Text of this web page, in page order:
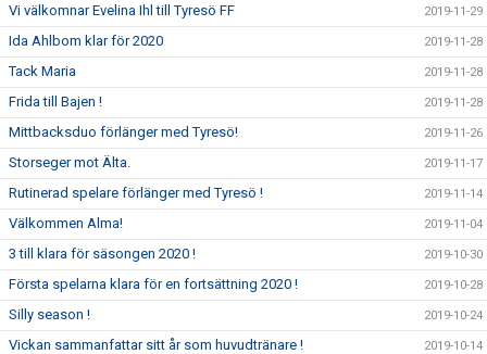
Vi välkomnar Evelina Ihl till Tyresö FF 2019-11-29
Ida Ahlbom klar för 2020 2019-11-28
Tack Maria 2019-11-28
Frida till Bajen ! 2019-11-28
Mittbacksduo förlänger med Tyresö! 2019-11-26
Storseger mot Älta. 2019-11-17
Rutinerad spelare förlänger med Tyresö ! 2019-11-14
Välkommen Alma! 2019-11-04
3 till klara för säsongen 2020 ! 2019-10-30
Första spelarna klara för en fortsättning 2020 ! 2019-10-28
Silly season ! 2019-10-24
Vickan sammanfattar sitt år som huvudtränare ! 2019-10-14